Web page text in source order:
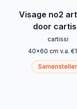
Visage no2
door
cartissi
40x60 cm v.a. €